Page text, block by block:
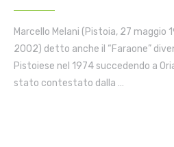
Marcello Melani (Pistoia, 27 maggio
2002) detto anche il “Faraone”
Pistoiese nel 1974 succedendo a
stato contestato dalla …